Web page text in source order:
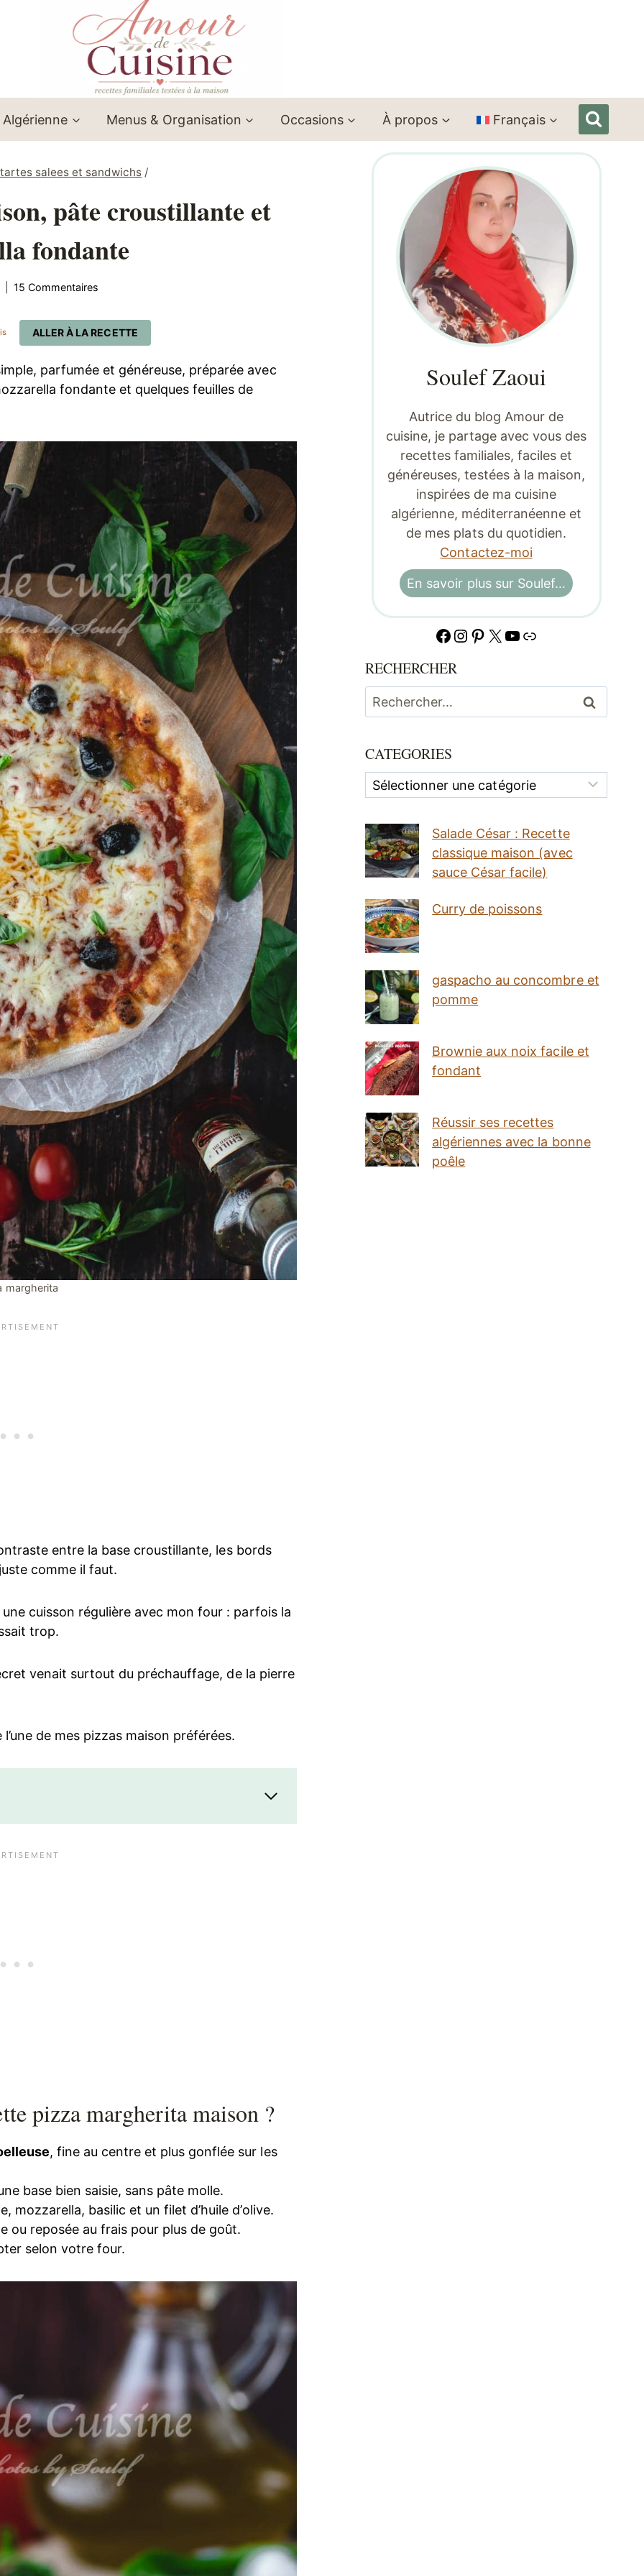
Algérienne Menus & Organisation Occasions À propos Français
salees et sandwichs /
pâte croustillante et
fondante
15 Commentaires
ALLER À LA RECETTE
parfumée et généreuse, préparée avec
fondante et quelques feuilles de
margherita
entre la base croustillante, les bords
comme il faut.
cuisson régulière avec mon four : parfois la
trop.
venait surtout du préchauffage, de la pierre
de mes pizzas maison préférées.
pizza margherita maison ?
, fine au centre et plus gonflée sur les
base bien saisie, sans pâte molle.
mozzarella, basilic et un filet d’huile d’olive.
ou reposée au frais pour plus de goût.
selon votre four.
Soulef Zaoui
Autrice du blog Amour de
cuisine, je partage avec vous des
recettes familiales, faciles et
généreuses, testées à la maison,
inspirées de ma cuisine
algérienne, méditerranéenne et
de mes plats du quotidien.
Contactez-moi
En savoir plus sur Soulef…
Facebook
Instagram
Pinterest
X YouTube
Lien
RECHERCHER
Rechercher :
CATEGORIES
Categories
Salade César : Recette
classique maison (avec
sauce César facile)
Curry de poissons
gaspacho au concombre et
pomme
Brownie aux noix facile et
fondant
Réussir ses recettes
algériennes avec la bonne
poêle